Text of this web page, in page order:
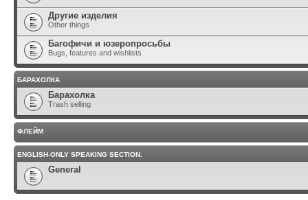
Другие изделия
Other things
Багофичи и юзеропросьбы
Bugs, features and wishlists
БАРАХОЛКА
Барахолка
Trash selling
ФЛЕЙМ
ENGLISH-ONLY SPEAKING SECTION.
General